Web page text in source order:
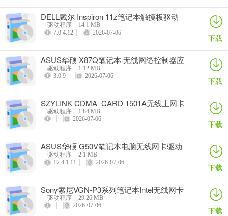
DELL戴尔 Inspiron 11z笔记本触摸板驱动
驱动程序
14.1 MB
7.0.4.12
2026-07-06 下载
ASUS华硕 X87Q笔记本 无线网络控制器应
用程序
驱动程序
1.12 MB
3.0.9
2026-07-06 下载
SZYLINK CDMA_CARD 1501A无线上网卡
驱动程序
1.84 MB
2026-07-06
下载
ASUS华硕 G50V笔记本电脑无线网卡驱动
驱动程序
2.1 MB
12.4.1.11
2026-07-06 下载
Sony索尼VGN-P3系列笔记本Intel无线网卡
驱动
驱动程序
29.26 MB
2026-07-06
下载